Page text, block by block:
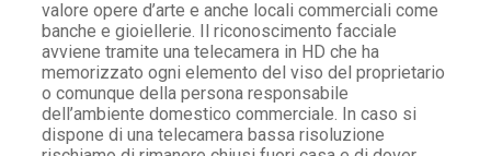
valore opere d’arte e anche locali commerciali come
banche e gioiellerie. Il riconoscimento facciale
avviene tramite una telecamera in HD che ha
memorizzato ogni elemento del viso del proprietario
o comunque della persona responsabile
dell’ambiente domestico commerciale. In caso si
dispone di una telecamera bassa risoluzione